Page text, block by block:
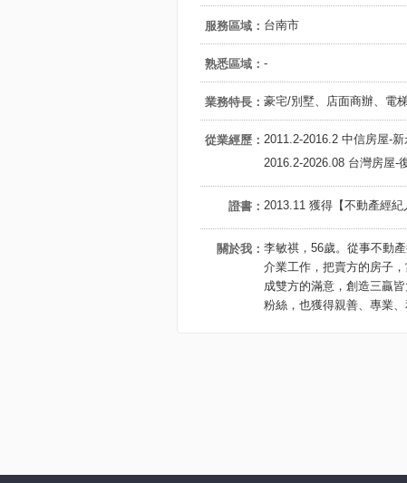
服務區域： 台南市
熟悉區域： -
業務特長： 豪宅/別墅、店面商辦、電
從業經歷： 2011.2-2016.2 中信房屋-
2016.2-2026.08 台灣房屋-
證書： 2013.11 獲得【不動產經
關於我： 李敏祺，56歲。從事不動
介業工作，把賣方的房子
成雙方的滿意，創造三贏
粉絲，也獲得親善、專業